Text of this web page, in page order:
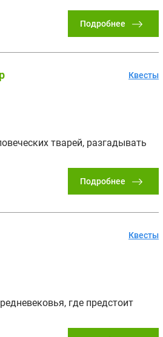
Подробнее
тварей, разгадывать
Квесты
Подробнее
где предстоит
Квесты